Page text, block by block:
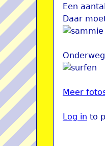
Een
Daar
Meer
Log in to